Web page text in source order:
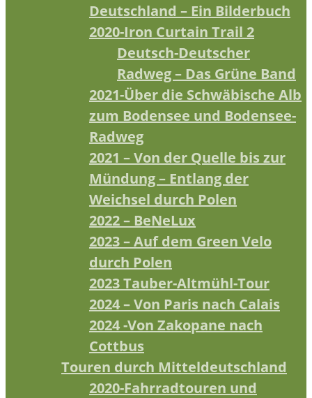
Deutschland – Ein Bilderbuch
2020-Iron Curtain Trail 2
Deutsch-Deutscher
Radweg – Das Grüne Band
2021-Über die Schwäbische Alb
zum Bodensee und Bodensee-
Radweg
2021 – Von der Quelle bis zur
Mündung – Entlang der
Weichsel durch Polen
2022 – BeNeLux
2023 – Auf dem Green Velo
durch Polen
2023 Tauber-Altmühl-Tour
2024 – Von Paris nach Calais
2024 -Von Zakopane nach
Cottbus
Touren durch Mitteldeutschland
2020-Fahrradtouren und